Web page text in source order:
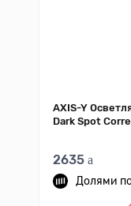
AXIS-Y
Dark Spot
2635